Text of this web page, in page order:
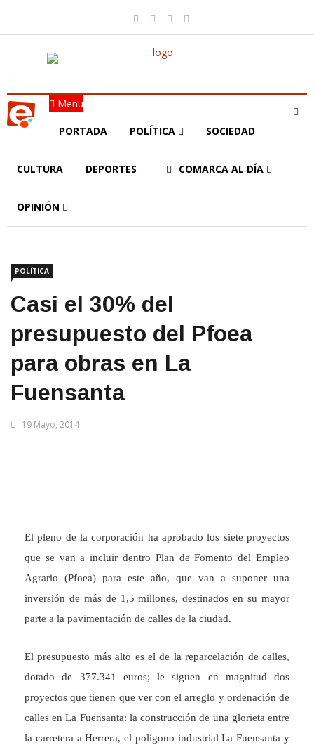
Menu
PORTADA POLÍTICA SOCIEDAD
CULTURA DEPORTES COMARCA AL DÍA
OPINIÓN
POLÍTICA
Casi el 30% del
presupuesto del Pfoea
para obras en La
Fuensanta
19 Mayo, 2014
El pleno de la corporación ha aprobado los siete proyectos
que se van a incluir dentro Plan de Fomento del Empleo
Agrario (Pfoea) para este año, que van a suponer una
inversión de más de 1,5 millones, destinados en su mayor
parte a la pavimentación de calles de la ciudad.
El presupuesto más alto es el de la reparcelación de calles,
dotado de 377.341 euros; le siguen en magnitud dos
proyectos que tienen que ver con el arreglo y ordenación de
calles en La Fuensanta: la construcción de una glorieta entre
la carretera a Herrera, el polígono industrial La Fuensanta y